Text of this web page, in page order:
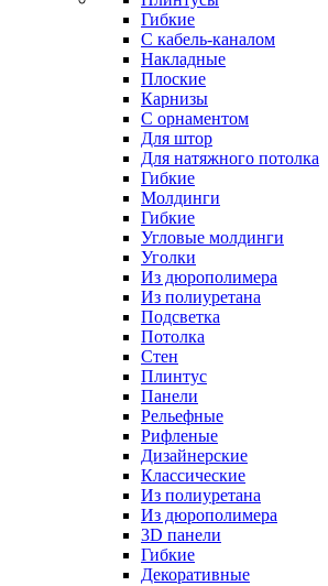
Гибкие
C кабель-каналом
Накладные
Плоские
Карнизы
С орнаментом
Для штор
Для натяжного потолка
Гибкие
Молдинги
Гибкие
Угловые молдинги
Уголки
Из дюрополимера
Из полиуретана
Подсветка
Потолка
Стен
Плинтус
Панели
Рельефные
Рифленые
Дизайнерские
Классические
Из полиуретана
Из дюрополимера
3D панели
Гибкие
Декоративные